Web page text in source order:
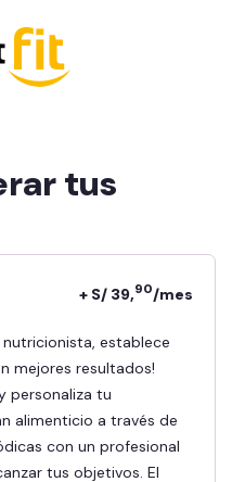
tus
+ S/ 39,90/mes
mejores resultados!
personaliza tu
alimenticio a través de
con un profesional
tus objetivos. El